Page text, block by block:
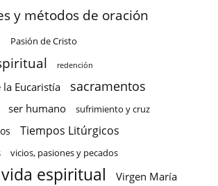
y métodos de oración
Pasión de Cristo
redención
Eucaristía sacramentos
ser humano sufrimiento y cruz
Tiempos Litúrgicos
vicios, pasiones y pecados
vida espiritual Virgen María